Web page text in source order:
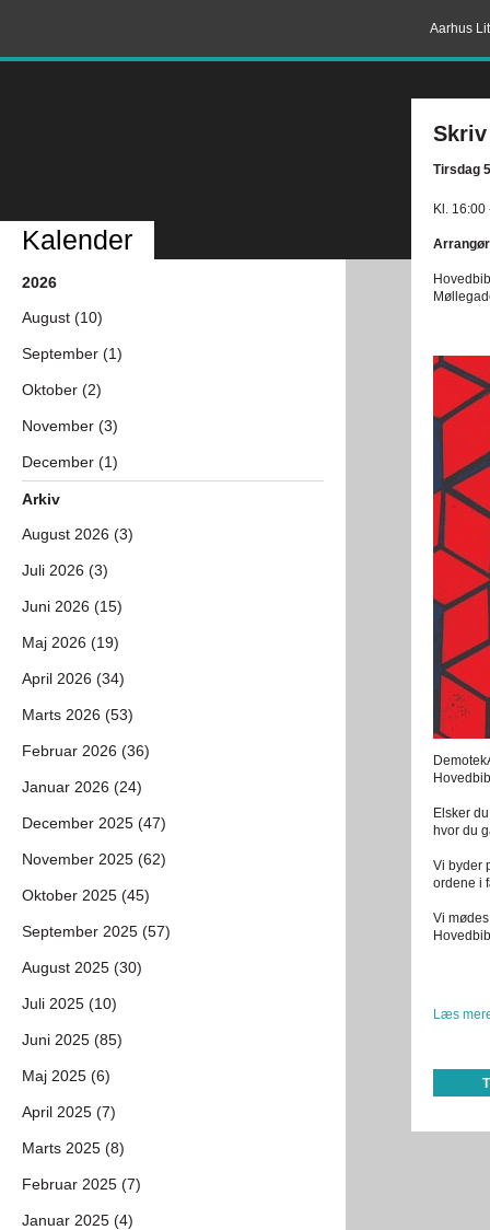
Aarhus
Tirsdag
Kl. 16:00
Elsker
hvor du
Vi byder
ordene i
Vi
Læs
Kalender
2026
August (10)
September (1)
Oktober (2)
November (3)
December (1)
Arkiv
August 2026 (3)
Juli 2026 (3)
Juni 2026 (15)
Maj 2026 (19)
April 2026 (34)
Marts 2026 (53)
Februar 2026 (36)
Januar 2026 (24)
December 2025 (47)
November 2025 (62)
Oktober 2025 (45)
September 2025 (57)
August 2025 (30)
Juli 2025 (10)
Juni 2025 (85)
Maj 2025 (6)
April 2025 (7)
Marts 2025 (8)
Februar 2025 (7)
Januar 2025 (4)